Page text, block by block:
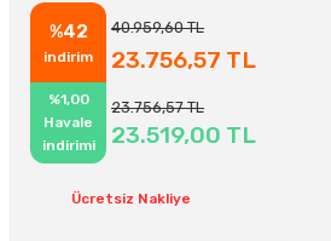
%42
indirim
40.959,60 TL
23.756,57 TL
%1,00
Havale
indirimi
23.756,57 TL
23.519,00 TL
Ücretsiz Nakliye